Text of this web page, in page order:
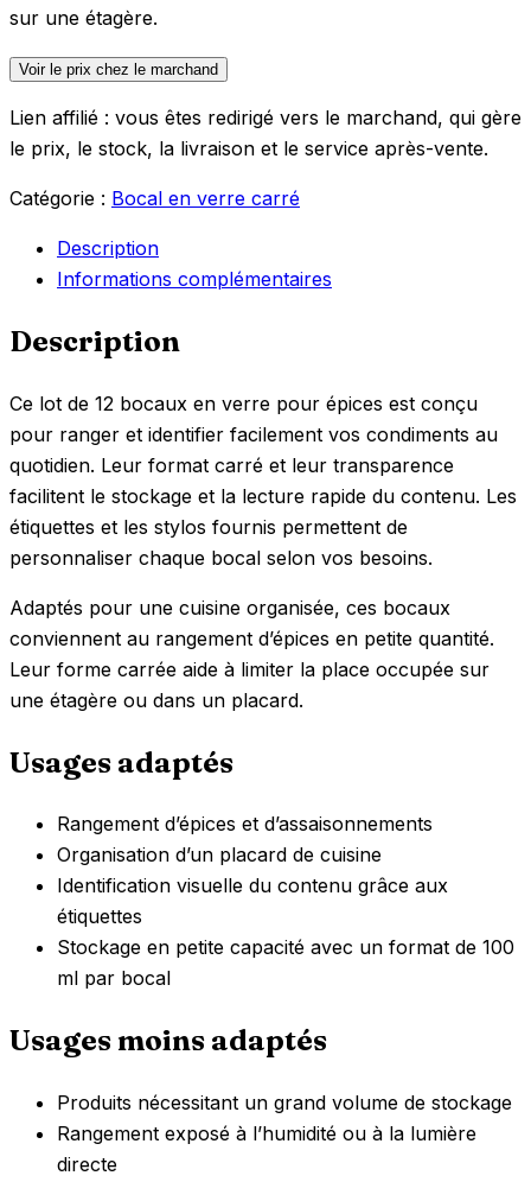
sur une étagère.
Voir le prix chez le marchand
Lien affilié : vous êtes redirigé vers le marchand, qui gère
le prix, le stock, la livraison et le service après-vente.
Catégorie : Bocal en verre carré
Description
Informations complémentaires
Description
Ce lot de 12 bocaux en verre pour épices est conçu
pour ranger et identifier facilement vos condiments au
quotidien. Leur format carré et leur transparence
facilitent le stockage et la lecture rapide du contenu. Les
étiquettes et les stylos fournis permettent de
personnaliser chaque bocal selon vos besoins.
Adaptés pour une cuisine organisée, ces bocaux
conviennent au rangement d’épices en petite quantité.
Leur forme carrée aide à limiter la place occupée sur
une étagère ou dans un placard.
Usages adaptés
Rangement d’épices et d’assaisonnements
Organisation d’un placard de cuisine
Identification visuelle du contenu grâce aux
étiquettes
Stockage en petite capacité avec un format de 100
ml par bocal
Usages moins adaptés
Produits nécessitant un grand volume de stockage
Rangement exposé à l’humidité ou à la lumière
directe